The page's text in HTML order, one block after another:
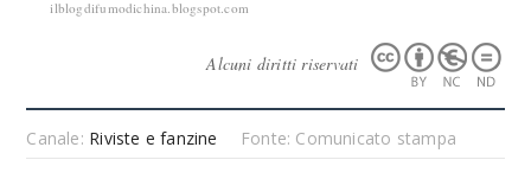
ilblogdifumodichina.blogspot.com
Alcuni diritti riservati
Canale: Riviste e fanzine Fonte: Comunicato stampa